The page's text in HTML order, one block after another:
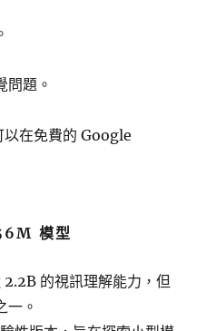
問題。
以在免費的 Google
模型
2.2B 的視訊理解能力，但
一。